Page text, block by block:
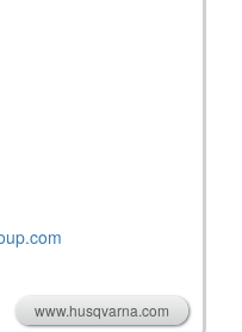
www.husqvarna.com